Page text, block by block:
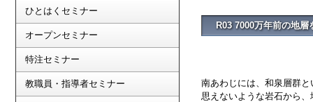
ひとはくセミナー
オープンセミナー
特注セミナー
教職員・指導者セミナー
R03 7000万年前の地層
南あわじには、和泉層群
思えないような岩石から